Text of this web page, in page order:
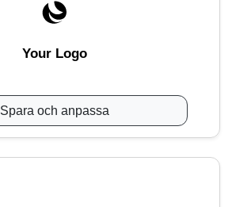
Your Logo
Spara och anpassa